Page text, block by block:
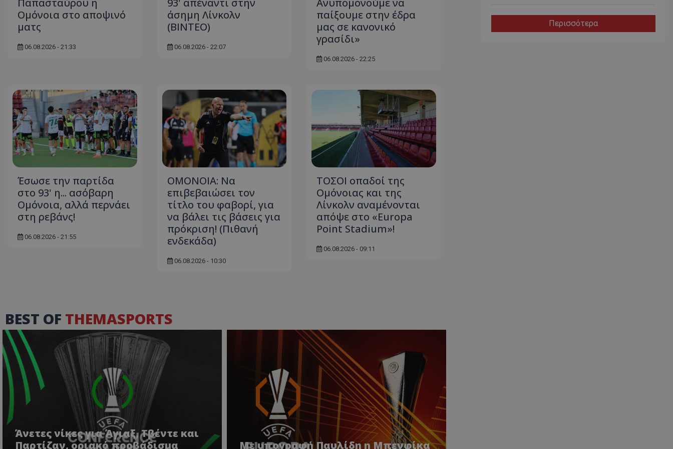
Ομόνοια στο αποψινό
ματς
06.08.2026 - 21:33
άσημη Λίνκολν
(ΒΙΝΤΕΟ)
06.08.2026 - 22:07
παίξουμε στην έδρα
μας σε κανονικό
γρασίδι»
06.08.2026 - 22:25
Έσωσε την παρτίδα
στο 93' η... ασόβαρη
Ομόνοια, αλλά περνάει
στη ρεβάνς!
06.08.2026 - 21:55
ΟΜΟΝΟΙΑ: Να
επιβεβαιώσει τον
τίτλο του φαβορί, για
να βάλει τις βάσεις για
πρόκριση! (Πιθανή
ενδεκάδα)
06.08.2026 - 10:30
ΤΟΣΟΙ οπαδοί της
Ομόνοιας και της
Λίνκολν αναμένονται
απόψε στο «Europa
Point Stadium»!
06.08.2026 - 09:11
BEST OF THEMASPORTS
Άνετες νίκες για Άγιαξ, Τβέντε και
Παρτίζαν, οριακό προβάδισμα
Με υπογραφή Παυλίδη η Μπενφίκα
Περισσότερα